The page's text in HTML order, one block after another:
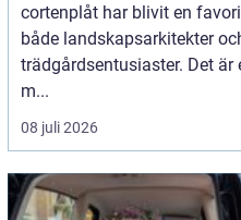
cortenplåt har blivit en
både landskapsarkitekter
trädgårdsentusiaster. Det är
m...
08 juli 2026